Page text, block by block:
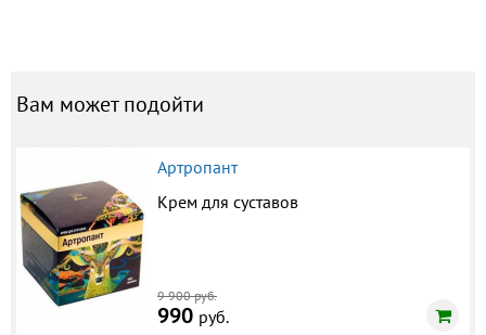
Вам может подойти
Артропант
Крем для суставов
9 900 руб.
990 руб.